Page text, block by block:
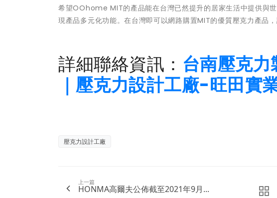
希望OOhome MIT的產品能在台灣已然提升的居家生活中提供與
現產品多元化功能。在台灣即可以網路購置MIT的優質壓克力產品
詳細聯絡資訊： 台南壓克
｜壓克力設計工廠-旺田實
壓克力設計工廠
上一篇
HONMA高爾夫公佈截至2021年9月...